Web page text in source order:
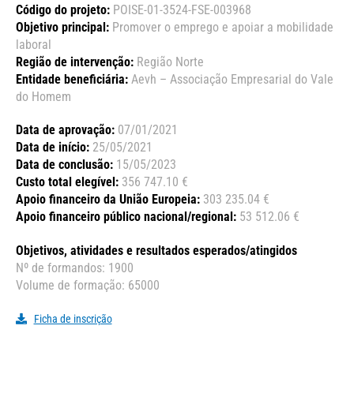
Código do projeto: POISE-01-3524-FSE-003968
Objetivo principal: Promover o emprego e apoiar a mobilidade
laboral
Região de intervenção: Região Norte
Entidade beneficiária: Aevh – Associação Empresarial do Vale
do Homem
Data de aprovação: 07/01/2021
Data de início: 25/05/2021
Data de conclusão: 15/05/2023
Custo total elegível: 356 747.10 €
Apoio financeiro da União Europeia: 303 235.04 €
Apoio financeiro público nacional/regional: 53 512.06 €
Objetivos, atividades e resultados esperados/atingidos
Nº de formandos: 1900
Volume de formação: 65000
Ficha de inscrição